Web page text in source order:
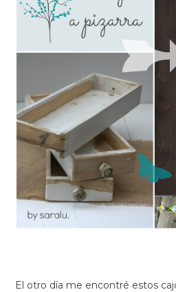
El otro día me encontré estos